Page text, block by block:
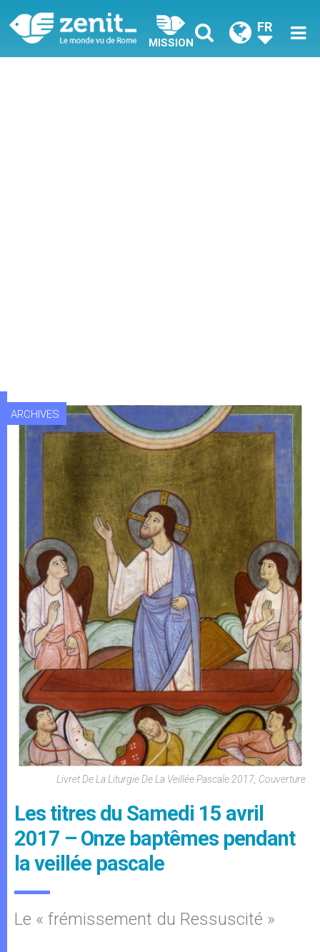
MISSION
FR
ARCHIVES
Livret De La Liturgie De La Veillée Pascale 2017, Couverture
Les titres du Samedi 15 avril
2017 – Onze baptêmes pendant
la veillée pascale
Le « frémissement du Ressuscité »